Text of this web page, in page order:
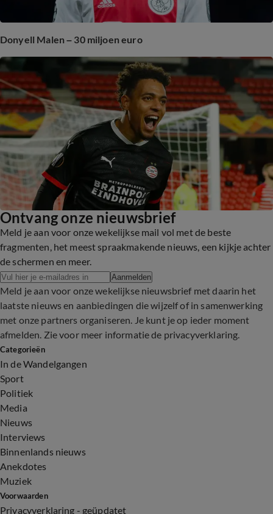
Donyell Malen – 30 miljoen euro
Ontvang onze nieuwsbrief
Meld je aan voor onze wekelijkse mail vol met de beste
fragmenten, het meest spraakmakende nieuws, een kijkje achter
de schermen en meer.
Aanmelden
Meld je aan voor onze wekelijkse nieuwsbrief met daarin het
laatste nieuws en aanbiedingen die wijzelf of in samenwerking
met onze partners organiseren. Je kunt je op ieder moment
afmelden. Zie voor meer informatie de privacyverklaring.
Categorieën
In de Wandelgangen
Sport
Politiek
Media
Nieuws
Interviews
Binnenlands nieuws
Anekdotes
Muziek
Voorwaarden
Privacyverklaring - geüpdatet